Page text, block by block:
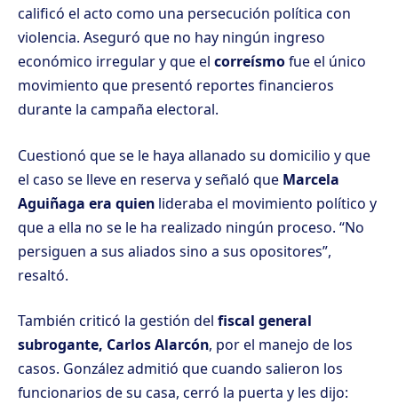
calificó el acto como una persecución política con
violencia. Aseguró que no hay ningún ingreso
económico irregular y que el correísmofue el único
movimiento que presentó reportes financieros
durante la campaña electoral.
Cuestionó que se le haya allanado su domicilio y que
el caso se lleve en reserva y señaló que Marcela
Aguiñaga era quien lideraba el movimiento político y
que a ella no se le ha realizado ningún proceso. “No
persiguen a sus aliados sino a sus opositores”,
resaltó.
También criticó la gestión del fiscal general
subrogante, Carlos Alarcón, por el manejo de los
casos. González admitió que cuando salieron los
funcionarios de su casa, cerró la puerta y les dijo: